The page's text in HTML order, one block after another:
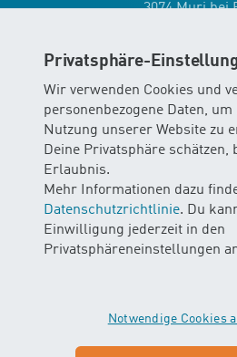
Privatsphäre-
Wir verwenden Cookies und
personenbezogene Daten,
Nutzung unserer Website zu
Deine Privatsphäre
Erlaubnis.
Mehr Informationen dazu
Datenschutzrichtlinie. Du
Einwilligung jederzeit in den
Privatsphäreneinstellungen
Notwendige Cookies
3074 Muri bei
info@
Tel.0848 577
Mo - Do 08:00 -
13:30 -
13:30 -
Newsletter
An-/